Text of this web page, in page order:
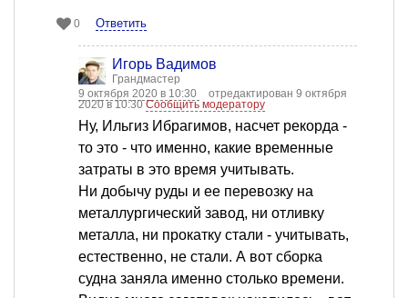
0 Ответить
Игорь Вадимов
Грандмастер
9 октября 2020 в 10:30
отредактирован 9 октября
2020 в 10:30Сообщить модератору
Ну, Ильгиз Ибрагимов, насчет рекорда -
то это - что именно, какие временные
затраты в это время учитывать.
Ни добычу руды и ее перевозку на
металлургический завод, ни отливку
металла, ни прокатку стали - учитывать,
естественно, не стали. А вот сборка
судна заняла именно столько времени.